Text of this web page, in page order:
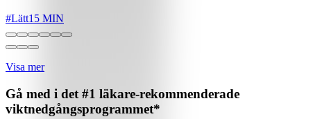
#Lätt15 MIN
Visa mer
Gå med i det #1 läkare-rekommenderade
viktnedgångsprogrammet*